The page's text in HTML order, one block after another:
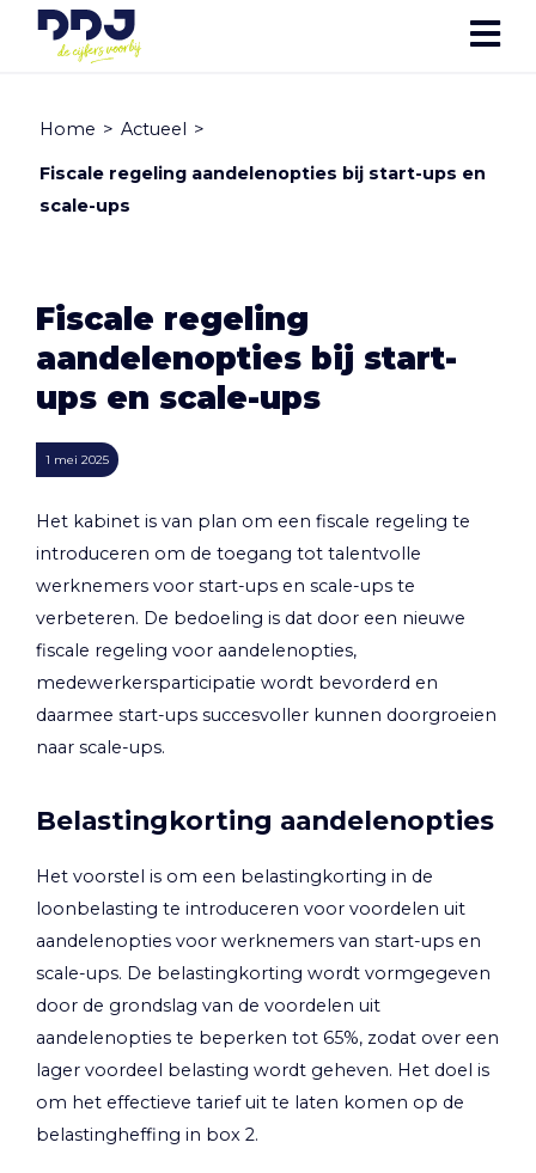
Home > Actueel >
Fiscale regeling aandelenopties bij start-ups en
scale-ups
Fiscale regeling
aandelenopties bij start-
ups en scale-ups
1 mei 2025
Het kabinet is van plan om een fiscale regeling te
introduceren om de toegang tot talentvolle
werknemers voor start-ups en scale-ups te
verbeteren. De bedoeling is dat door een nieuwe
fiscale regeling voor aandelenopties,
medewerkersparticipatie wordt bevorderd en
daarmee start-ups succesvoller kunnen doorgroeien
naar scale-ups.
Belastingkorting aandelenopties
Het voorstel is om een belastingkorting in de
loonbelasting te introduceren voor voordelen uit
aandelenopties voor werknemers van start-ups en
scale-ups. De belastingkorting wordt vormgegeven
door de grondslag van de voordelen uit
aandelenopties te beperken tot 65%, zodat over een
lager voordeel belasting wordt geheven. Het doel is
om het effectieve tarief uit te laten komen op de
belastingheffing in box 2.